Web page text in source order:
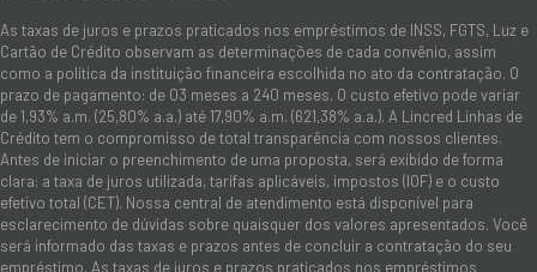
As taxas de juros e prazos praticados nos empréstimos de INSS, FGTS, Luz e
Cartão de Crédito observam as determinações de cada convênio, assim
como a política da instituição financeira escolhida no ato da contratação. O
prazo de pagamento: de 03 meses a 240 meses. O custo efetivo pode variar
de 1,93% a.m. (25,80% a.a.) até 17,90% a.m. (621,38% a.a.). A Lincred Linhas de
Crédito tem o compromisso de total transparência com nossos clientes.
Antes de iniciar o preenchimento de uma proposta, será exibido de forma
clara: a taxa de juros utilizada, tarifas aplicáveis, impostos (IOF) e o custo
efetivo total (CET). Nossa central de atendimento está disponível para
esclarecimento de dúvidas sobre quaisquer dos valores apresentados. Você
será informado das taxas e prazos antes de concluir a contratação do seu
empréstimo. As taxas de juros e prazos praticados nos empréstimos